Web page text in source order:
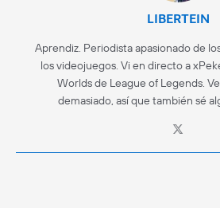
LIBERTEIN
Aprendiz. Periodista apasionado de
los videojuegos. Vi en directo a
Worlds de League of Legends.
demasiado, así que también sé